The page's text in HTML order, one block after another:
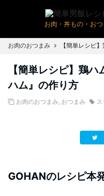
お肉・丼もの・お
お肉のおつまみ
【簡単レシピ】鶏
ハム』の作り方
お肉のおつまみ, おつまみ
GOHANのレシピ本